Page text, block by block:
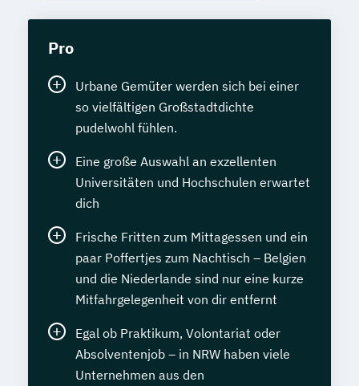
Pro
Urbane Gemüter werden sich bei einer
so vielfältigen Großstadtdichte
pudelwohl fühlen.
Eine große Auswahl an exzellenten
Universitäten und Hochschulen erwartet
dich
Frische Fritten zum Mittagessen und ein
paar Poffertjes zum Nachtisch – Belgien
und die Niederlande sind nur eine kurze
Mitfahrgelegenheit von dir entfernt
Egal ob Praktikum, Volontariat oder
Absolventenjob – in NRW haben viele
Unternehmen aus den